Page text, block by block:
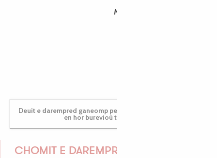
MORGANE
Deuit e darempred ganeomp pe deuit da welet ac'hanomp
en hor burevioù touristerezh
CHOMIT E DAREMPRED !